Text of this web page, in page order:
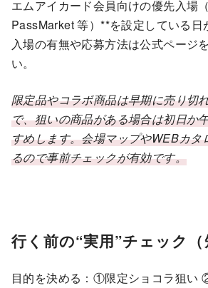
エムアイカード会員向けの優先入場
PassMarket 等）**を設定している日
入場の有無や応募方法は公式ページ
い。
限定品やコラボ商品は早期に売り切
で、狙いの商品がある場合は初日か
すめします。会場マップやWEBカタ
るので事前チェックが有効です。
行く前の“実用”チェック（
目的を決める：①限定ショコラ狙い